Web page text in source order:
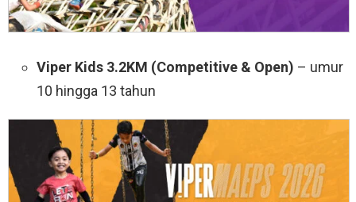
Viper Kids 3.2KM (Competitive & Open) – umur
10 hingga 13 tahun